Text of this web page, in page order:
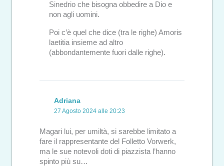
Sinedrio che bisogna obbedire a Dio e
non agli uomini.
Poi c’è quel che dice (tra le righe) Amoris
laetitia insieme ad altro
(abbondantemente fuori dalle righe).
Adriana
27 Agosto 2024 alle 20:23
Magari lui, per umiltà, si sarebbe limitato a
fare il rappresentante del Folletto Vorwerk,
ma le sue notevoli doti di piazzista l’hanno
spinto più su…